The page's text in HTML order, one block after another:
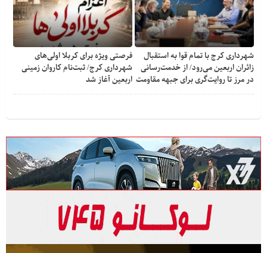
شهرداری کرج با تمام قوا به استقبال
زائران اربعین می‌رود/ از خدمت‌رسانی
در مرز تا روایت‌گری برای جبهه مقاومت
فرصتی ویژه برای کربلا اولی‌های
شهرداری کرج/ ثبت‌نام کاروان زمینی
اربعین آغاز شد